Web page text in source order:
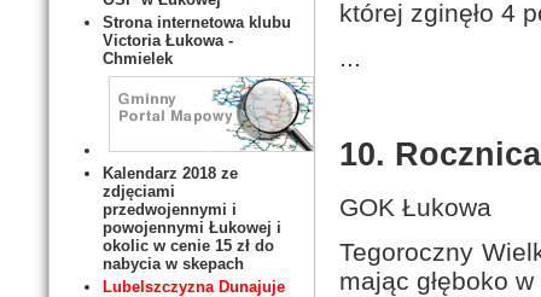
Strona internetowa klubu
Victoria Łukowa -
Chmielek
Kalendarz 2018 ze
zdjęciami
przedwojennymi i
powojennymi Łukowej i
okolic w cenie 15 zł do
nabycia w skepach
Lubelszczyzna Dunajuje
której zginęło 4
...
10.
GOK Łukowa
Tegoroczny
mając głęboko